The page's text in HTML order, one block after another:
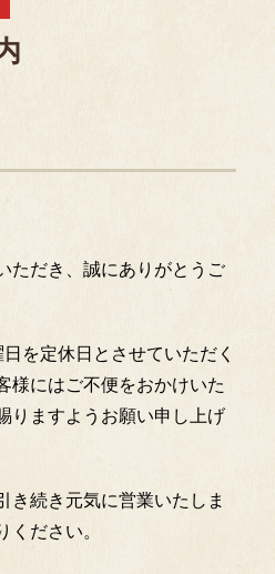
ただき、誠にありがとうご
を定休日とさせていただく
様にはご不便をおかけいた
りますようお願い申し上げ
き続き元気に営業いたしま
ください。